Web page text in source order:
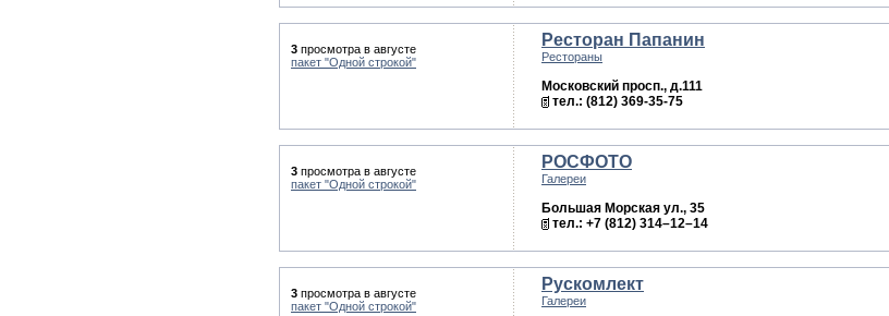
3 просмотра в августе
пакет "Одной строкой"
Ресторан Папанин
Рестораны
Московский просп., д.111
тел.: (812) 369-35-75
3 просмотра в августе
пакет "Одной строкой"
РОСФОТО
Галереи
Большая Морская ул., 35
тел.: +7 (812) 314–12–14
3 просмотра в августе
пакет "Одной строкой"
Рускомлект
Галереи